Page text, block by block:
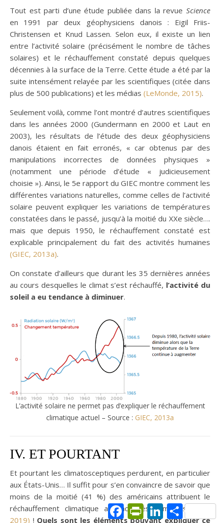
Tout est parti d’une étude publiée dans la revue Science
en 1991 par deux géophysiciens danois : Eigil Friis-
Christensen et Knud Lassen. Selon eux, il existe un lien
entre l’activité solaire (précisément le nombre de tâches
solaires) et le réchauffement constaté depuis quelques
décennies à la surface de la Terre. Cette étude a été par la
suite intensément relayée par les scientifiques (citée dans
plus de 500 publications) et les médias (LeMonde, 2015).
Seulement voilà, comme l’ont montré d’autres scientifiques
dans les années 2000 (Gundermann en 2000 et Laut en
2003), les résultats de l’étude des deux géophysiciens
danois étaient en fait erronés, « car obtenus par des
manipulations incorrectes de données physiques »
(notamment une période d’étude « judicieusement
choisie »). Ainsi, le 5e rapport du GIEC montre comment les
différentes variations naturelles, comme celles de l’activité
solaire peuvent expliquer les variations de températures
constatées dans le passé, jusqu’à la moitié du XXe siècle….
mais que depuis 1950, le réchauffement constaté est
explicable principalement du fait des activités humaines
(GIEC, 2013a).
On constate d’ailleurs que durant les 35 dernières années
au cours desquelles le climat s’est réchauffé, l’activité du
soleil a eu tendance à diminuer.
L’activité solaire ne permet pas d’expliquer le réchauffement
climatique actuel – Source : GIEC, 2013a
IV. ET POURTANT
Et pourtant les climatosceptiques perdurent, en particulier
aux États-Unis… Il suffit pour s’en convaincre de savoir que
moins de la moitié (41 %) des américains attribuent le
réchauffement climatique aux activités humaines
2019) ! Quels sont les éléments pouvant expliquer ce
FacebookPrintFriendly
LinkedInPartager